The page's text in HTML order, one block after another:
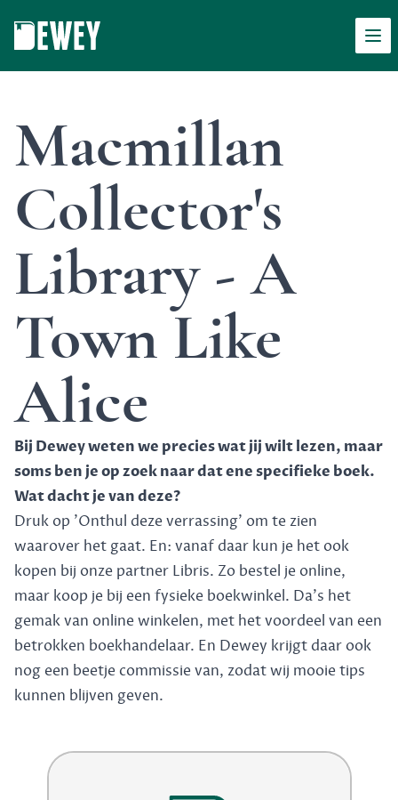
Macmillan
Collector's
Library - A
Town Like
Alice
Bij Dewey weten we precies wat jij wilt lezen, maar
soms ben je op zoek naar dat ene specifieke boek.
Wat dacht je van deze?
Druk op 'Onthul deze verrassing' om te zien
waarover het gaat. En: vanaf daar kun je het ook
kopen bij onze partner Libris. Zo bestel je online,
maar koop je bij een fysieke boekwinkel. Da's het
gemak van online winkelen, met het voordeel van een
betrokken boekhandelaar. En Dewey krijgt daar ook
nog een beetje commissie van, zodat wij mooie tips
kunnen blijven geven.